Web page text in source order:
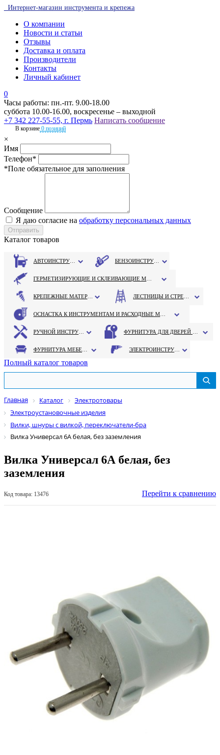
Интернет-магазин инструмента и крепежа
О компании
Новости и статьи
Отзывы
Доставка и оплата
Производители
Контакты
Личный кабинет
0
Часы работы: пн.-пт. 9.00-18.00
суббота 10.00-16.00, воскресенье – выходной
+7 342 227-55-55, г. Пермь Написать сообщение
В корзине 0 позиций
×
Имя
Телефон*
*Поле обязательное для заполнения
Сообщение
Я даю согласие на обработку персональных данных
Каталог товаров
Полный каталог товаров
Главная Каталог
Электротовары
Электроустановочные изделия
Вилки, шнуры с вилкой, переключатели-бра
Вилка Универсал 6А белая, без заземления
Вилка Универсал 6А белая, без
заземления
Код товара: 13476 Перейти к сравнению